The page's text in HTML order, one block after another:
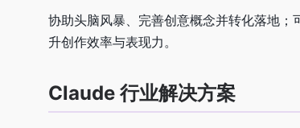
协助头脑风暴、完善创意概念并转化落地
升创作效率与表现力。
Claude 行业解决方案